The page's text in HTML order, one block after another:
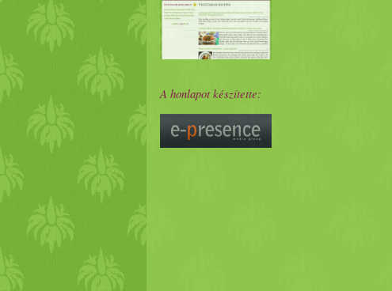
A honlapot készítette: